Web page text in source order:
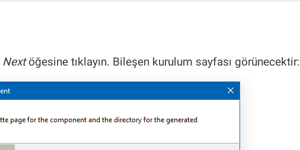
Nextöğesine tıklayın. Bileşen kurulum sayfası görünecektir: